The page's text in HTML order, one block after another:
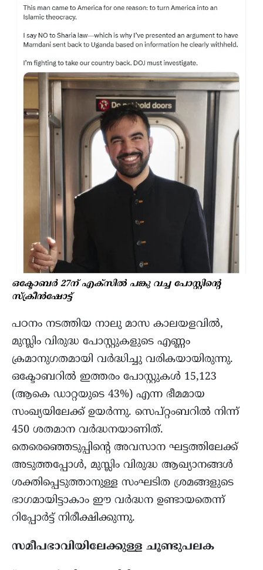
ഒക്ടോബർ 27ന് എക്സിൽ പങ്കു വച്ച പോസ്റ്റിന്റെ
സ്ക്രീൻഷോട്ട്
പഠനം നടത്തിയ നാലു മാസ കാലയളവിൽ,
മുസ്ലിം വിരുദ്ധ പോസ്റ്റുകളുടെ എണ്ണം
ക്രമാനുഗതമായി വർദ്ധിച്ചു വരികയായിരുന്നു.
ഒക്ടോബറിൽ ഇത്തരം പോസ്റ്റുകൾ 15,123
(ആകെ ഡാറ്റയുടെ 43%) എന്ന ഭീമമായ
സംഖ്യയിലേക്ക് ഉയർന്നു. സെപ്റ്റംബറിൽ നിന്ന്
450 ശതമാന വർദ്ധനയാണിത്.
തെരെഞ്ഞെടുപ്പിന്റെ അവസാന ഘട്ടത്തിലേക്ക്
അടുത്തപ്പോൾ, മുസ്ലിം വിരുദ്ധ ആഖ്യാനങ്ങൾ
ശക്തിപ്പെടുത്താനുള്ള സംഘടിത ശ്രമങ്ങളുടെ
ഭാഗമായിട്ടാകാം ഈ വർദ്ധന ഉണ്ടായതെന്ന്
റിപ്പോർട്ട്‌ നിരീക്ഷിക്കുന്നു.
സമീപഭാവിയിലേക്കുള്ള ചൂണ്ടുപലക